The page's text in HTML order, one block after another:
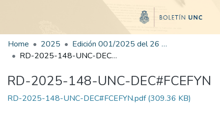
Home 2025
Edición 001/2025 del 26 de mayo de 2025
RD-2025-148-UNC-DEC#FCEFYN
RD-2025-148-UNC-DEC#FCEFYN
RD-2025-148-UNC-DEC#FCEFYN.pdf(309.36 KB)